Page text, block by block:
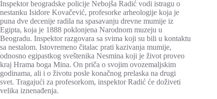
Inspektor beogradske policije Nebojša Radić vodi istragu o
nestanku Isidore Kovačević, profesorke arheologije koja je
puna dve decenije radila na spasavanju drevne mumije iz
Egipta, koja je 1888 poklonjena Narodnom muzeju u
Beogradu. Inspektor razgovara sa svima koji su bili u kontaktu
sa nestalom. Istovremeno čitalac prati kazivanja mumije,
odnosno egipastkog sveštenika Nesmina koji je život proveo
kraj Hrama boga Mina. On priča o svojim ovozemaljskim
godinama, ali i o životu posle konačnog prelaska na drugi
svet. Tragajući za profesorkom, inspektor Radić će doživeti
velika iznenađenja.